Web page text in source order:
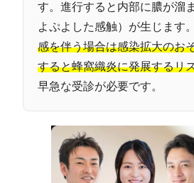
す。進行すると内部に膿が溜
よぷよした感触）が生じます。
感を伴う場合は感染拡大のお
すると蜂窩織炎に発展するリ
早急な受診が必要です。